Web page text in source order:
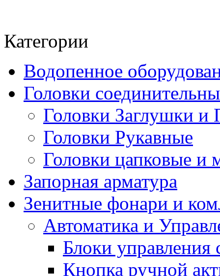
Категории
Водопенное
Головки
Головки Заглушки и
Головки Рукавные
Головки цапковые и
Запорная арматура
Зенитные фонари и
Автоматика и
Блоки
Кнопка ручной